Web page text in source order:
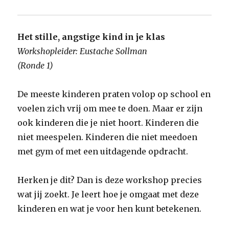
Het stille, angstige kind in je klas
Workshopleider: Eustache Sollman
(Ronde 1)
De meeste kinderen praten volop op school en
voelen zich vrij om mee te doen. Maar er zijn
ook kinderen die je niet hoort. Kinderen die
niet meespelen. Kinderen die niet meedoen
met gym of met een uitdagende opdracht.
Herken je dit? Dan is deze workshop precies
wat jij zoekt. Je leert hoe je omgaat met deze
kinderen en wat je voor hen kunt betekenen.